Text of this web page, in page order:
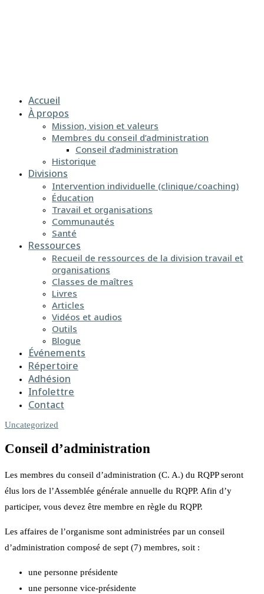
Accueil
À propos
Mission, vision et valeurs
Membres du conseil d’administration
Conseil d’administration
Historique
Divisions
Intervention individuelle (clinique/coaching)
Éducation
Travail et organisations
Communautés
Santé
Ressources
Recueil de ressources de la division travail et
organisations
Classes de maîtres
Livres
Articles
Vidéos et audios
Outils
Blogue
Événements
Répertoire
Adhésion
Infolettre
Contact
Uncategorized
Conseil d’administration
Les membres du conseil d’administration (C. A.) du RQPP seront
élus lors de l’Assemblée générale annuelle du RQPP. Afin d’y
participer, vous devez être membre en règle du RQPP.
Les affaires de l’organisme sont administrées par un conseil
d’administration composé de sept (7) membres, soit :
une personne présidente
une personne vice-présidente